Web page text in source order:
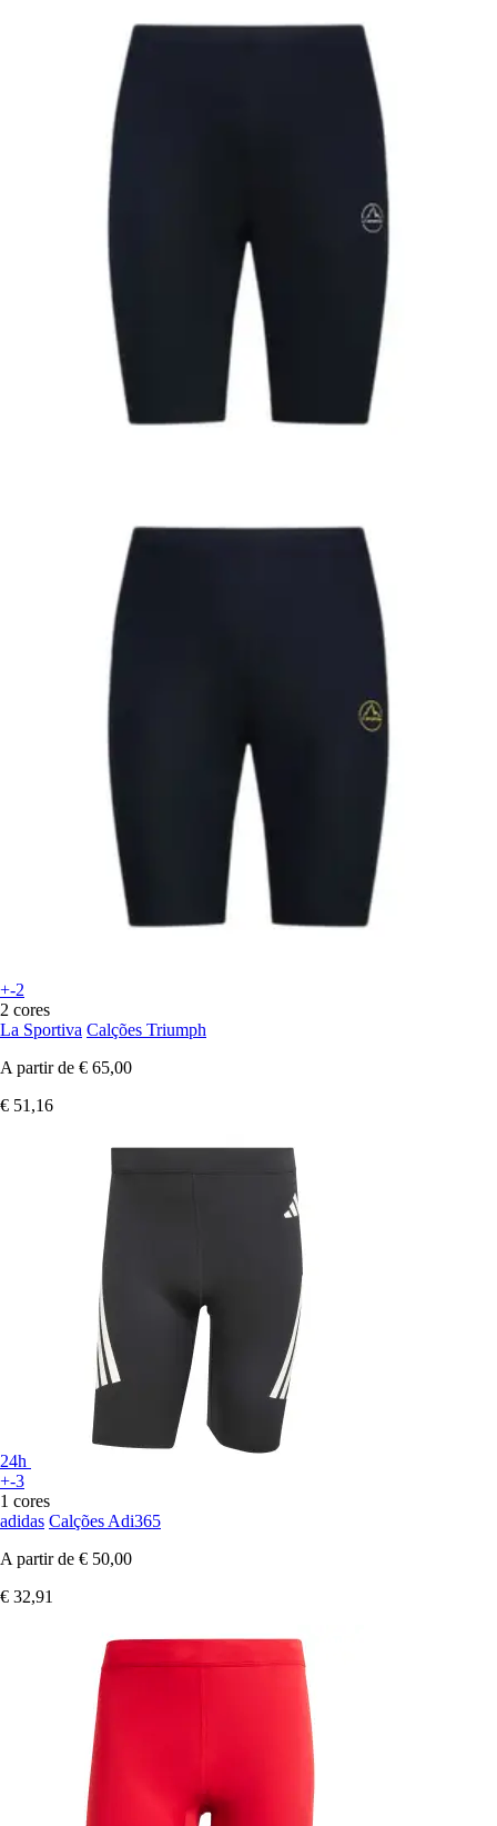
+-2
2 cores
La Sportiva Calções Triumph
A partir de € 65,00
€ 51,16
24h
+-3
1 cores
adidas Calções Adi365
A partir de € 50,00
€ 32,91